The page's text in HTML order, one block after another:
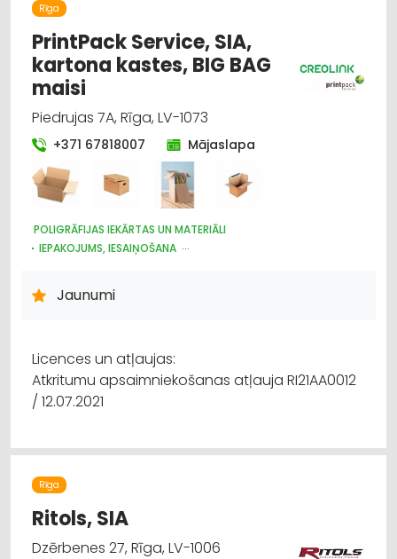
Rīga
PrintPack Service, SIA,
kartona kastes, BIG BAG
maisi
Piedrujas 7A, Rīga, LV-1073
+371 67818007 Mājaslapa
POLIGRĀFIJAS IEKĀRTAS UN MATERIĀLI
IEPAKOJUMS, IESAIŅOŠANA
PAPĪRA UN TĀ IZSTRĀDĀJUMU TIRDZNIECĪBA
PLASTMASAS IZSTRĀDĀJUMI
Jaunumi
Licences un atļaujas:
Atkritumu apsaimniekošanas atļauja RI21AA0012
/ 12.07.2021
Rīga
Ritols, SIA
Dzērbenes 27, Rīga, LV-1006